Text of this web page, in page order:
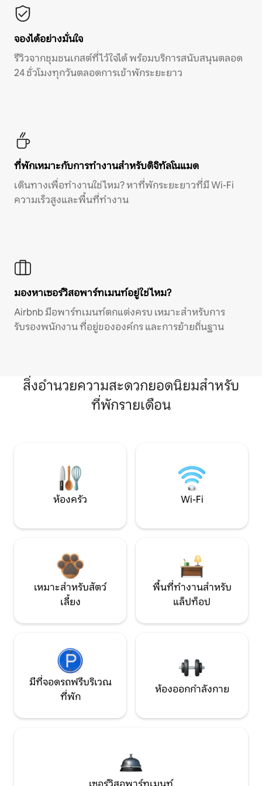
จองได้อย่างมั่นใจ
รีวิวจากชุมชนเกสต์ที่ไว้ใจได้ พร้อมบริการสนับสนุนตลอด
24 ชั่วโมงทุกวันตลอดการเข้าพักระยะยาว
ที่พักเหมาะกับการทำงานสำหรับดิจิทัลโนแมด
เดินทางเพื่อทำงานใช่ไหม? หาที่พักระยะยาวที่มี Wi-Fi
ความเร็วสูงและพื้นที่ทำงาน
มองหาเซอร์วิสอพาร์ทเมนท์อยู่ใช่ไหม?
Airbnb มีอพาร์ทเมนท์ตกแต่งครบ เหมาะสำหรับการ
รับรองพนักงาน ที่อยู่ขององค์กร และการย้ายถิ่นฐาน
สิ่งอำนวยความสะดวกยอดนิยมสำหรับ
ที่พักรายเดือน
ห้องครัว Wi-Fi
เหมาะสำหรับสัตว์
เลี้ยง
พื้นที่ทำงานสำหรับ
แล็ปท็อป
มีที่จอดรถฟรีบริเวณ
ที่พัก
ห้องออกกำลังกาย